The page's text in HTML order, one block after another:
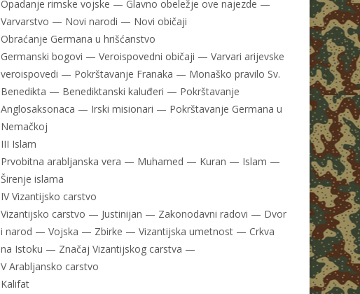
Opadanje rimske vojske — Glavno obeležje ove najezde —
Varvarstvo — Novi narodi — Novi običaji
Obraćanje Germana u hrišćanstvo
Germanski bogovi — Veroispovedni običaji — Varvari arijevske
veroispovedi — Pokrštavanje Franaka — Monaško pravilo Sv.
Benedikta — Benediktanski kaluđeri — Pokrštavanje
Anglosaksonaca — Irski misionari — Pokrštavanje Germana u
Nemačkoj
III Islam
Prvobitna arabljanska vera — Muhamed — Kuran — Islam —
Širenje islama
IV Vizantijsko carstvo
Vizantijsko carstvo — Justinijan — Zakonodavni radovi — Dvor
i narod — Vojska — Zbirke — Vizantijska umetnost — Crkva
na Istoku — Značaj Vizantijskog carstva —
V Arabljansko carstvo
Kalifat